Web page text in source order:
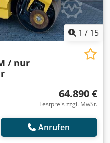
1 / 15
/ nur
64.890 €
Festpreis zzgl. MwSt.
Anrufen